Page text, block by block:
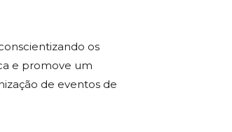
os
e promove um
de eventos de